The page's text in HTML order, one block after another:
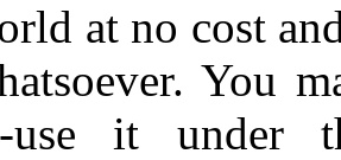
at no cost
You
use it under